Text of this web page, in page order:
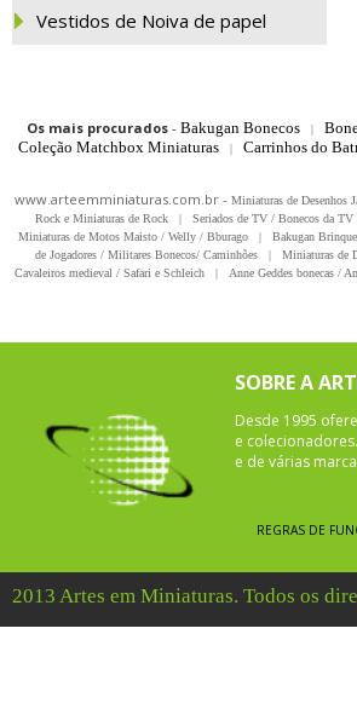
Vestidos de Noiva de papel
Os mais procurados- Bakugan Bonecos |
Coleção Matchbox Miniaturas
| Carrinhos do
www.arteemminiaturas.com.br - Miniaturas de Desenhos
Rock e Miniaturas de Rock
| Seriados de TV / Bonecos da
Miniaturas de Motos Maisto / Welly / Bburago
| Bakugan
de Jogadores / Militares Bonecos/ Caminhões
|
Miniaturas de
Cavaleiros medieval / Safari e Schleich
| Anne Geddes bonecas /
SOBRE A
Desde 1995
e
e de várias
REGRAS DE
2013 Artes em Miniaturas. Todos os